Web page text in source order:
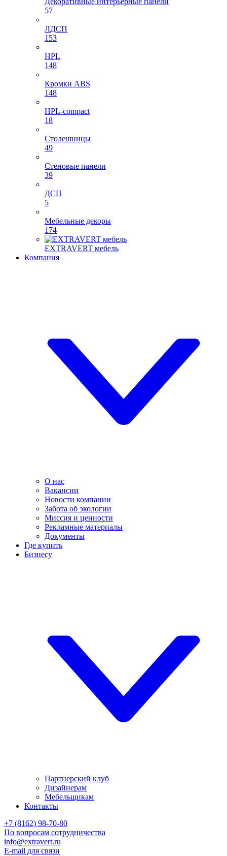
57
ЛДСП
153
HPL
148
Кромки ABS
148
HPL-compact
18
Столешницы
49
Стеновые панели
39
ДСП
5
Мебельные декоры
174
EXTRAVERT мебель
Компания
О нас
Вакансии
Новости компании
Забота об экологии
Миссия и ценности
Рекламные материалы
Документы
Где купить
Бизнесу
Партнерский клуб
Дизайнерам
Мебельщикам
Контакты
+7 (8162) 98-70-80
По вопросам сотрудничества
info@extravert.ru
E-mail для связи